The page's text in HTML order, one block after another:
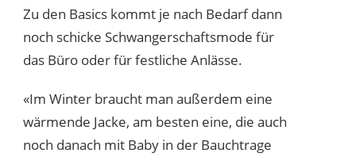
Zu den Basics kommt je nach Bedarf dann
noch schicke Schwangerschaftsmode für
das Büro oder für festliche Anlässe.
«Im Winter braucht man außerdem eine
wärmende Jacke, am besten eine, die auch
noch danach mit Baby in der Bauchtrage